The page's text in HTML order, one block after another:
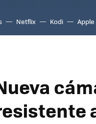
Netflix Kodi Apple